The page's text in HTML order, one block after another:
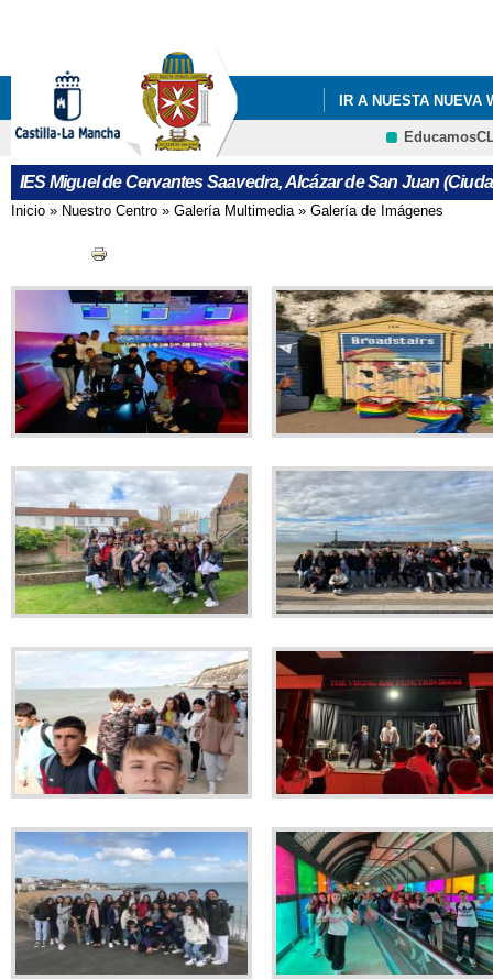
IR A NUESTA NUEVA
CRFP
IES Miguel de Cervantes Saavedra, Alcázar de San Juan
Se encuentra usted aquí
Inicio » Nuestro Centro » Galería Multimedia» Galería de Imágenes